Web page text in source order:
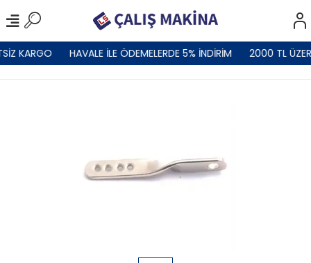
KARGO HAVALE İLE ÖDEMELERDE 5% İNDİRİM 2000 TL